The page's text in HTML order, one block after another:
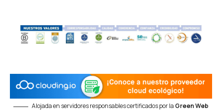
Alojada en servidores responsables certificados por la Green Web